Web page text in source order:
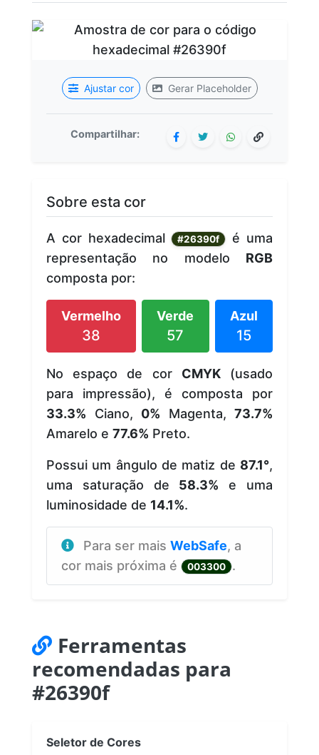
Ajustar cor Gerar Placeholder
Compartilhar:
Sobre esta cor
A cor hexadecimal #26390f
é uma
representação no modelo RGB
composta por:
Vermelho
38
Verde
57
Azul
15
No espaço de cor CMYK(usado
para impressão), é composta por
33.3% Ciano, 0% Magenta, 73.7%
Amarelo e 77.6% Preto.
Possui um ângulo de matiz de 87.1°,
uma saturação de 58.3% e uma
luminosidade de 14.1%.
Para ser mais WebSafe, a
cor mais próxima é
003300 .
Ferramentas
recomendadas para
#26390f
Seletor de Cores